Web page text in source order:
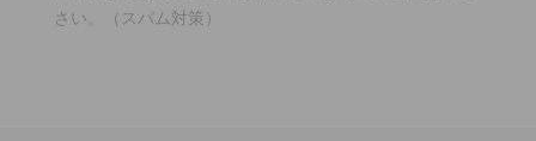
さい。（スパム対策）